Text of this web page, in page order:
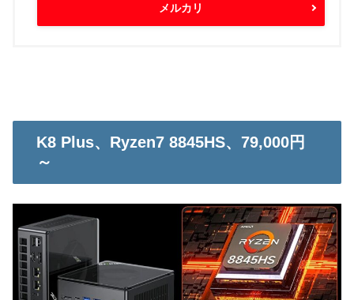
メルカリ
K8 Plus、Ryzen7 8845HS、79,000円
～